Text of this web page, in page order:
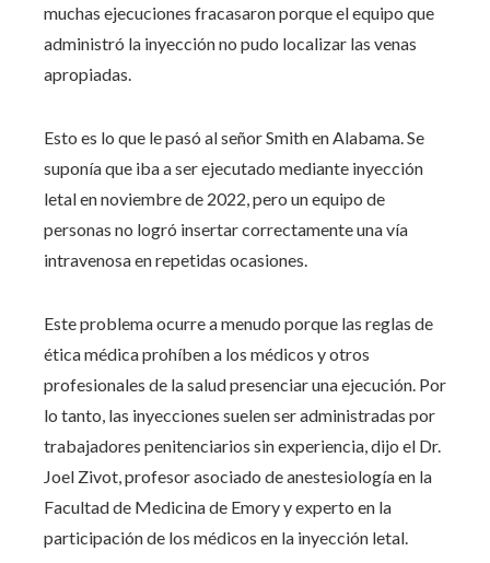
muchas ejecuciones fracasaron porque el equipo que
administró la inyección no pudo localizar las venas
apropiadas.
Esto es lo que le pasó al señor Smith en Alabama. Se
suponía que iba a ser ejecutado mediante inyección
letal en noviembre de 2022, pero un equipo de
personas no logró insertar correctamente una vía
intravenosa en repetidas ocasiones.
Este problema ocurre a menudo porque las reglas de
ética médica prohíben a los médicos y otros
profesionales de la salud presenciar una ejecución. Por
lo tanto, las inyecciones suelen ser administradas por
trabajadores penitenciarios sin experiencia, dijo el Dr.
Joel Zivot, profesor asociado de anestesiología en la
Facultad de Medicina de Emory y experto en la
participación de los médicos en la inyección letal.